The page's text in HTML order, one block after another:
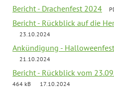
Bericht - Drachenfest 2024
Bericht - Rückblick auf die
23.10.2024
Ankündigung -
21.10.2024
Bericht - Rückblick vom
464 kB
17.10.2024